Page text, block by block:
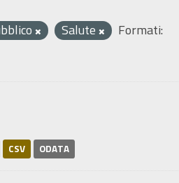
Salute
Formati:
CSV ODATA